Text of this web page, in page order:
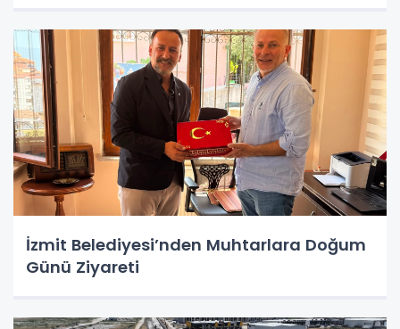
İzmit Belediyesi’nden Muhtarlara Doğum
Günü Ziyareti